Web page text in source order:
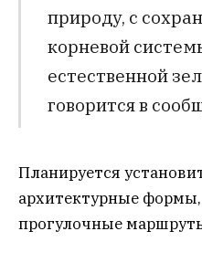
природу, с
корневой
естественной
говорится в
Планируется
архитектурные формы,
прогулочные